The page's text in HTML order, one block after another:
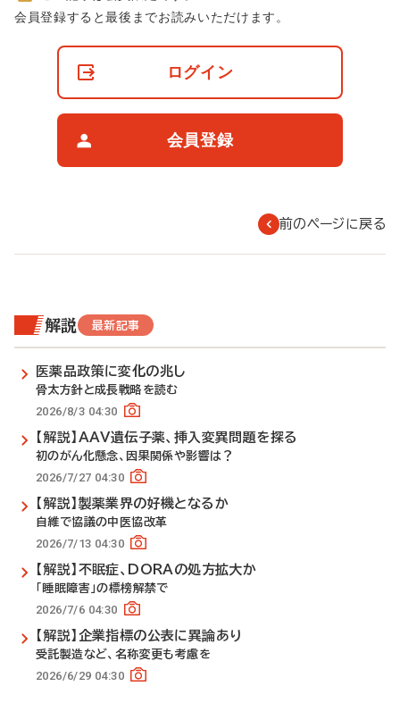
非
会員登録すると最後までお読みいただけます。
ログイン
会員登録
前のページに戻る
解説 最新記事
医薬品政策に変化の兆し
骨太方針と成長戦略を読む
2026/8/3 04:30
【解説】AAV遺伝子薬、挿入変異問題を探る
初のがん化懸念、因果関係や影響は？
2026/7/27 04:30
【解説】製薬業界の好機となるか
自維で協議の中医協改革
2026/7/13 04:30
【解説】不眠症、DORAの処方拡大か
「睡眠障害」の標榜解禁で
2026/7/6 04:30
【解説】企業指標の公表に異論あり
受託製造など、名称変更も考慮を
2026/6/29 04:30